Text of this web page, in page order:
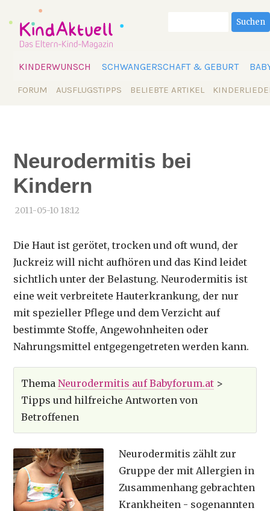
überspringen
KINDERWUNSCH SCHWANGERSCHAFT & GEBURT
Navigation
FORUM AUSFLUGSTIPPS BELIEBTE ARTIKEL
Suchen
Neurodermitis bei
Kindern
2011-05-10 18:12
Die Haut ist gerötet, trocken und oft wund, der
Juckreiz will nicht aufhören und das Kind leidet
sichtlich unter der Belastung. Neurodermitis ist
eine weit verbreitete Hauterkrankung, der nur
mit spezieller Pflege und dem Verzicht auf
bestimmte Stoffe, Angewohnheiten oder
Nahrungsmittel entgegengetreten werden kann.
ThemaNeurodermitis auf Babyforum.at >
Tipps und hilfreiche Antworten von
Betroffenen
Neurodermitis zählt zur
Gruppe der mit Allergien in
Zusammenhang gebrachten
Krankheiten - sogenannten